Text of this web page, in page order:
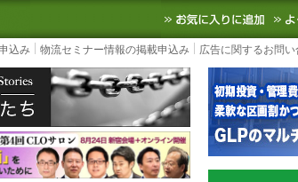
ニュースサイト
3PL, SCMなど国内外の最新の物流ニュお
込み 物流セミナー情報の掲載申込み 広告に関するお問